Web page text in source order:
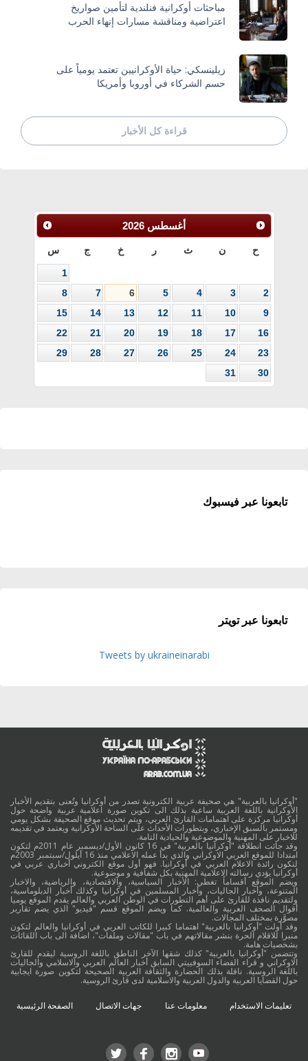
مباحثات أوكرانية فنلندية لتأمين صواريخ
اعتراضية ومناقشة مسارات إنهاء الحرب
زيلينسكي: حياة الأوكرانيين تعتمد يومياً على
حسم الشركاء في أوروبا وأمريكا
قراءة كل الأخبار
أغسطس 2026
ح ن ث ر خ ج س
1
2
3
4
5
6
7
8
9
10
11
12
13
14
15
16
17
18
19
20
21
22
23
24
25
26
27
28
29
30
31
تابعونا عبر فيسبوك
تابعونا عبر تويتر
Tweets by ukraineinarabi
"أوكرانيا بالعربية" هي صحيفة عربية الكترونية تصدر من أوكرانيا وتُعنى بتقديم الأخبار
الأوكرانية باللغة العربية ساعية بذلك الى تكوين صورة اعلامية عربية واضحة حول
أوكرانيا مركزة على اهتمامات القارئ العربي، ويتم تحديث موقع الصحيفة بشكل يومي
ومستمر بالسبق الإخباري، وبتطورات الأحداث على الساحة الأوكرانية ويعتمد في تقديمه
للاخبار على المهنية والموضوعية والحيادية التامة.
وقد جائت انطلاقة "أوكرانيا بالعربية" في 16 كانون الأول/ديسمبر عام 2011م لتكون
امتدادا للموقع العربي الاوكراني والذي بدأ عمله الاعلامي منذ 16 أيلول/سبتمبر 2003م
لتكون رائدة الاعلام العربي في أوكرانيا. فهو أول موقع الكتروني أخباري عربي في
أوكرانيا يؤدي رسالته الاعلامية المهنية بكل شفافية و موضوعية.
ويضم الموقع أقساماً تغطي: الأخبار السياسية، والاقتصادية، والرياضية، والاخبار
المتنوعة، وأخبار الجاليات، وأخبار المسلمين في أوكرانيا وكذلك أخبار الدبلوماسية،
ولتقديم نافذة للقارئ على أهم التطورات في الوطن العربي والعالم يقدم الموقع يوميا
أقوال الصحف العربية والعالمية. كما ويضم الموقع قسم "فيديو" الذي يضم تقارير
مصوَّرة بمختلف المجالات.
وقد أولت "أوكرانيا بالعربية" اهتماما كبيرا للكاتب العربي في أوكرانيا والعالم لتكون
منبرا للاقلام الحرة بنشر مقالاتهم في باب "مقالات وملفات"، اضافة الى باب اللقائات
بشخصيات هامة.
وتتضمن "أوكرانيا بالعربية" كذلك شقها الآخر الناطق باللغة الروسية ليقدم للقارئ
الاوكراني و قراء الفضاء السوفييتي السابق أخبار العالم العربي والاسلامي والجاليات
باللغة الروسية. ناقلة بذلك الحضارة والثقافة العربية الصحيحة لتكوين صورة ايجابية
حول القضايا العربية والدول العربية والاسلامية لدى قارئ الروسية.
تعليمات الاستخدام معلومات عنا جهات الاتصال الصفحة الرئيسية